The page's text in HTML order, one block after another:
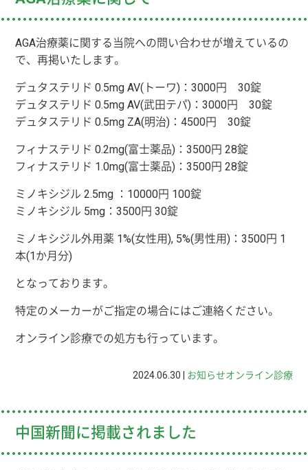
AGA治療薬に関する当院への問い合わせが増えているの
で、再掲いたします。
デュタステリド 0.5mg AV(トーワ)：3000円 30錠
デュタステリド 0.5mg AV(武田テパ)：3000円 30錠
デュタステリド 0.5mg ZA(明治)：4500円 30錠
フィナステリド 0.2mg(富士薬品)：3500円 28錠
フィナステリド 1.0mg(富士薬品)：3500円 28錠
ミノキシジル 2.5mg ：10000円 100錠
ミノキシジル 5mg：3500円 30錠
ミノキシジル外用薬 1%(女性用), 5%(男性用)：3500円 1
本(1か月分)
となっております。
特定のメーカーがご指定の場合にはご連絡ください。
オンライン診療での処方も行っています。
2024.06.30 | お知らせオンライン診療
中国新聞に掲載されました